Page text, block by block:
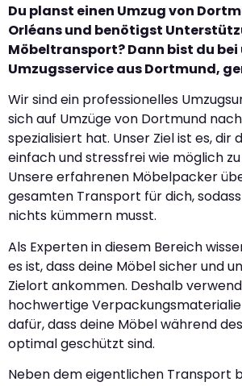
Du planst einen Umzug von
Orléans und benötigst
Möbeltransport? Dann bist du bei
Umzugsservice aus Dortmund,
Wir sind ein professionelles
sich auf Umzüge von Dortmund
spezialisiert hat. Unser Ziel ist es, dir
einfach und stressfrei wie möglich
Unsere erfahrenen Möbelpacker
gesamten Transport für dich,
nichts kümmern musst.
Als Experten in diesem Bereich
es ist, dass deine Möbel sicher und
Zielort ankommen. Deshalb
hochwertige
dafür, dass deine Möbel während
optimal geschützt sind.
Neben dem eigentlichen Transport